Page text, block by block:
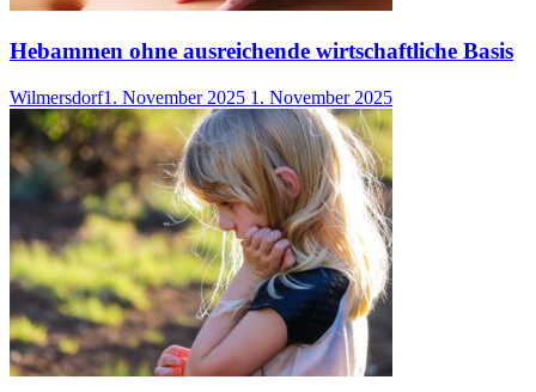
Hebammen ohne ausreichende wirtschaftliche Basis
Wilmersdorf1. November 2025 1. November 2025